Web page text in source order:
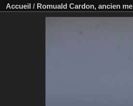
Accueil / Romuald Cardon, ancien